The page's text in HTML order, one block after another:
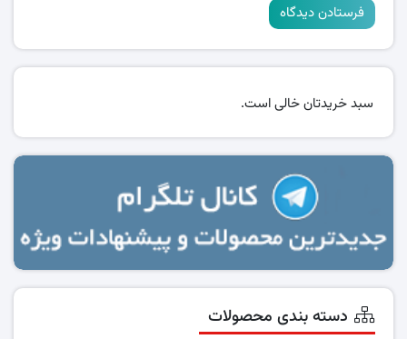
سبد خریدتان خالی است.
دسته بندی محصولات